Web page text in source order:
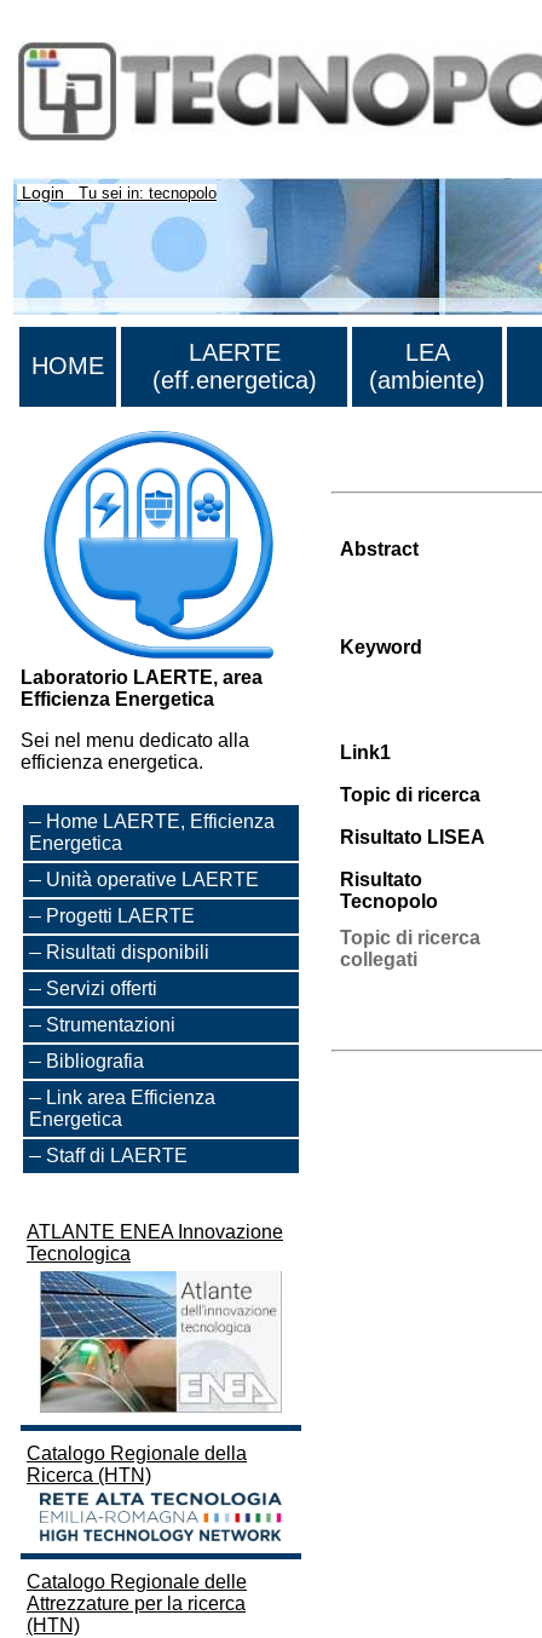
Login Tu sei in: tecnopolo
HOME
LAERTE
(eff.energetica)
LEA
(ambiente)
Laboratorio LAERTE, area
Efficienza Energetica
Sei nel menu dedicato alla
efficienza energetica.
Home LAERTE, Efficienza
Energetica
Unità operative LAERTE
Progetti LAERTE
Risultati disponibili
Servizi offerti
Strumentazioni
Bibliografia
Link area Efficienza
Energetica
Staff di LAERTE
ATLANTE ENEA Innovazione
Tecnologica
Catalogo Regionale della
Ricerca (HTN)
Catalogo Regionale delle
Attrezzature per la ricerca
(HTN)
Abstract
Keyword
Link1
Topic di ricerca
Risultato LISEA
Risultato
Tecnopolo
Topic di ricerca
collegati